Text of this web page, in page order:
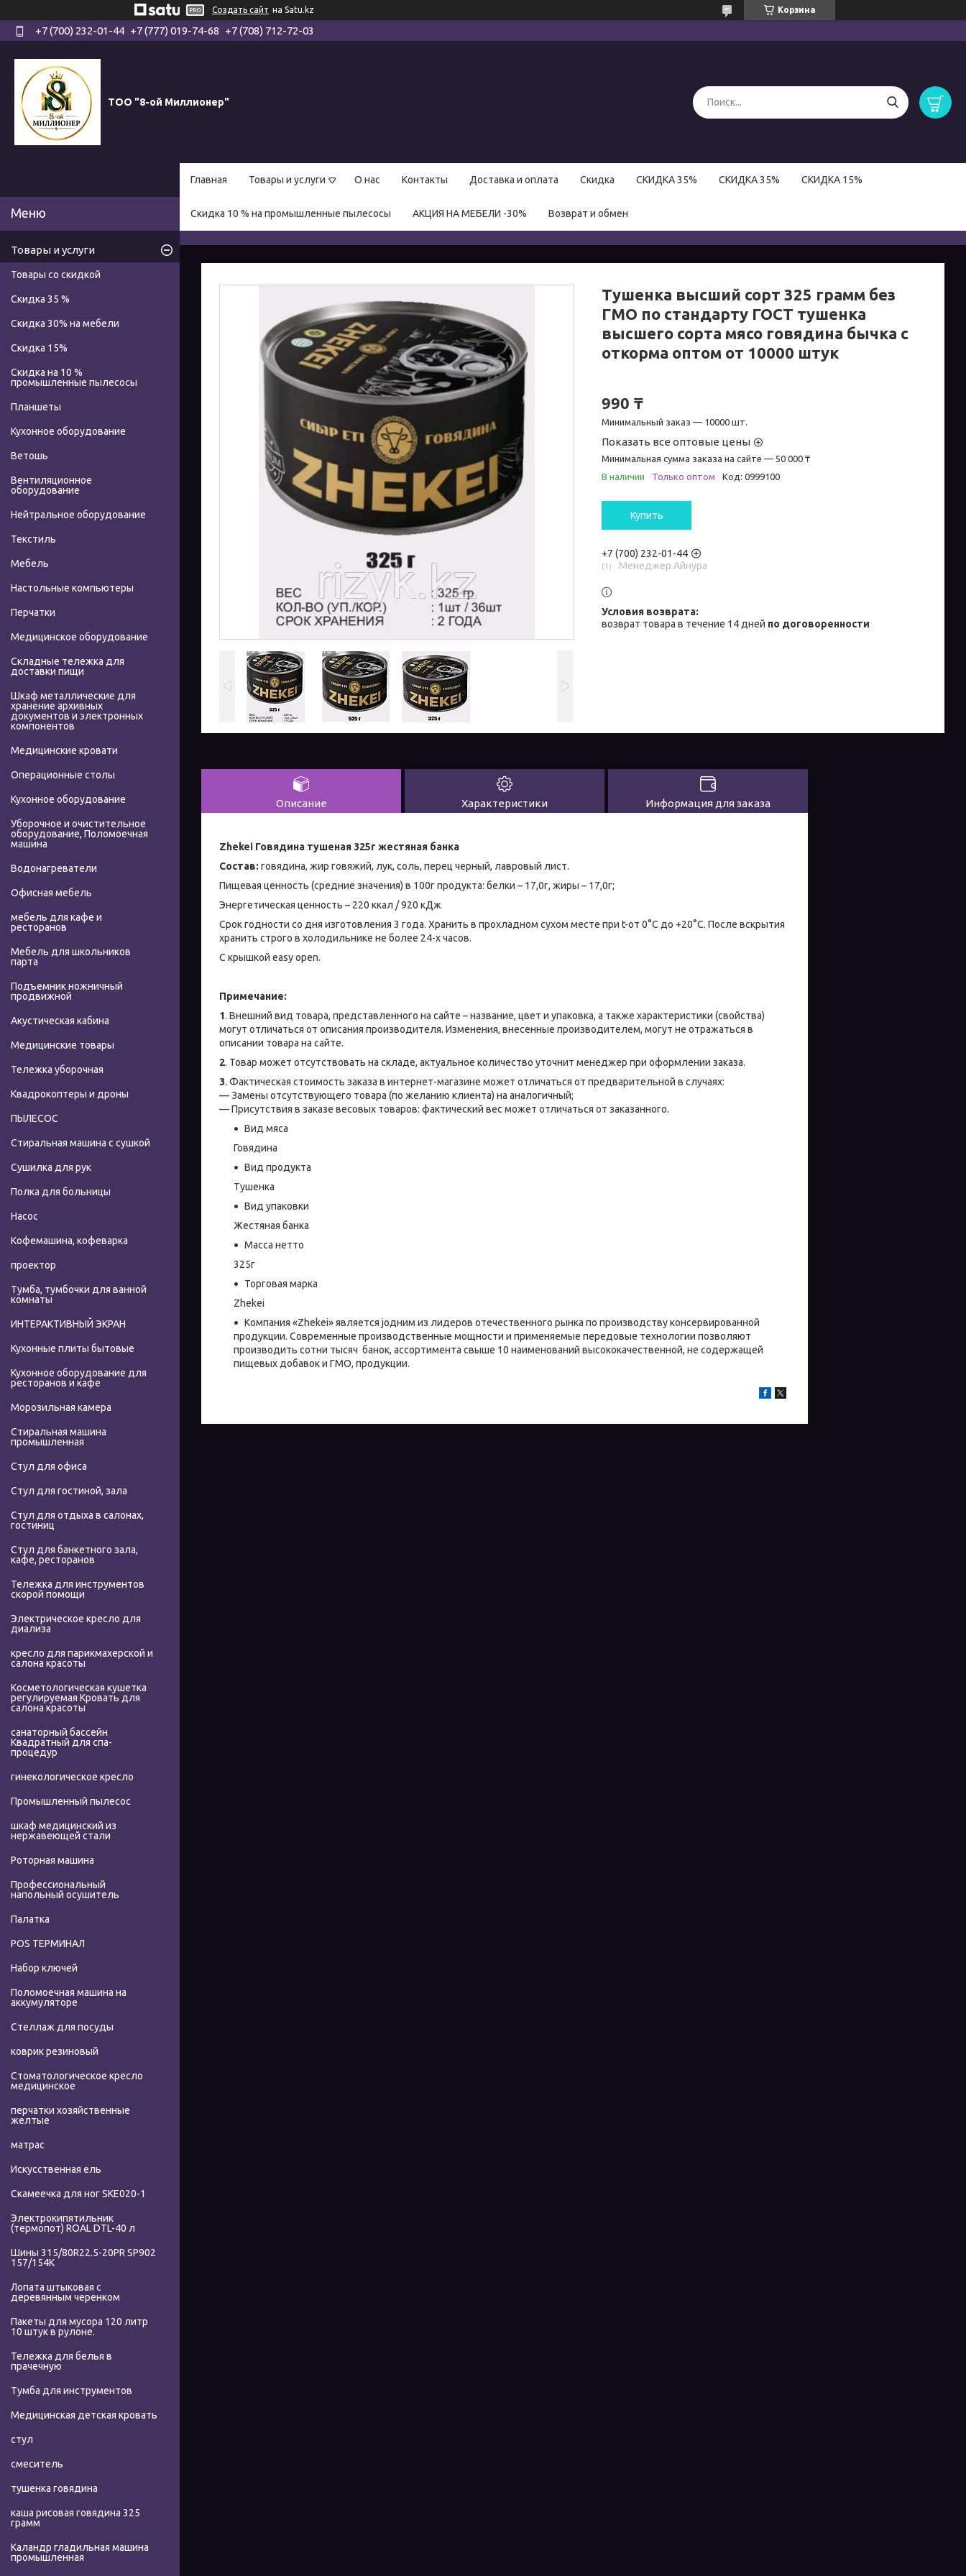
Создать сайт на Satu.kz Корзина
+7 (700) 232-01-44 +7 (777) 019-74-68 +7 (708) 712-72-03
ТОО "8-ой Миллионер"
Главная Товары и услуги О нас Контакты Доставка и оплата Скидка СКИДКА 35% СКИДКА 35% СКИДКА 15%
Скидка 10 % на промышленные пылесосы АКЦИЯ НА МЕБЕЛИ -30% Возврат и обмен
Тушенка высший сорт 325 грамм без
ГМО по стандарту ГОСТ тушенка
высшего сорта мясо говядина бычка с
откорма оптом от 10000 штук
990 ₸
Минимальный заказ — 10000 шт.
Показать все оптовые цены
Минимальная сумма заказа на сайте — 50 000 ₸
В наличии
Только оптом Код: 0999100
Купить
+7 (700) 232-01-44
1 Менеджер Айнура
возврат товара в течение 14 дней по договоренности
Описание Характеристики Информация для заказа
Zhekei Говядина тушеная 325г жестяная банка
Состав: говядина, жир говяжий, лук, соль, перец черный, лавровый лист.
Пищевая ценность (средние значения) в 100г продукта: белки – 17,0г, жиры – 17,0г;
Энергетическая ценность – 220 ккал / 920 кДж
Срок годности со дня изготовления 3 года. Хранить в прохладном сухом месте при t-от 0°С до +20°С. После вскрытия
хранить строго в холодильнике не более 24-х часов.
С крышкой easy open.
Примечание:
1. Внешний вид товара, представленного на сайте – название, цвет и упаковка, а также характеристики (свойства)
могут отличаться от описания производителя. Изменения, внесенные производителем, могут не отражаться в
описании товара на сайте.
2. Товар может отсутствовать на складе, актуальное количество уточнит менеджер при оформлении заказа.
3. Фактическая стоимость заказа в интернет-магазине может отличаться от предварительной в случаях:
— Замены отсутствующего товара (по желанию клиента) на аналогичный;
— Присутствия в заказе весовых товаров: фактический вес может отличаться от заказанного.
Вид мяса
Говядина
Вид продукта
Тушенка
Вид упаковки
Жестяная банка
Масса нетто
325г
Торговая марка
Zhekei
Компания «Zhekei» является jодним из лидеров отечественного рынка по производству консервированной
продукции. Современные производственные мощности и применяемые передовые технологии позволяют
производить сотни тысяч банок, ассортимента свыше 10 наименований высококачественной, не содержащей
пищевых добавок и ГМО, продукции.
Товары и услуги
Товары со скидкой
Скидка 35 %
Скидка 30% на мебели
Скидка 15%
Скидка на 10 %
промышленные пылесосы
Планшеты
Кухонное оборудование
Ветошь
Вентиляционное
оборудование
Нейтральное оборудование
Текстиль
Мебель
Настольные компьютеры
Перчатки
Медицинское оборудование
Складные тележка для
доставки пищи
Шкаф металлические для
хранение архивных
документов и электронных
компонентов
Медицинские кровати
Операционные столы
Кухонное оборудование
Уборочное и очистительное
оборудование, Поломоечная
машина
Водонагреватели
Офисная мебель
мебель для кафе и
ресторанов
Мебель для школьников
парта
Подъемник ножничный
продвижной
Акустическая кабина
Медицинские товары
Тележка уборочная
Квадрокоптеры и дроны
ПЫЛЕСОС
Стиральная машина с сушкой
Сушилка для рук
Полка для больницы
Насос
Кофемашина, кофеварка
проектор
Тумба, тумбочки для ванной
комнаты
ИНТЕРАКТИВНЫЙ ЭКРАН
Кухонные плиты бытовые
Кухонное оборудование для
ресторанов и кафе
Морозильная камера
Стиральная машина
промышленная
Стул для офиса
Стул для гостиной, зала
Стул для отдыха в салонах,
гостиниц
Стул для банкетного зала,
кафе, ресторанов
Тележка для инструментов
скорой помощи
Электрическое кресло для
диализа
кресло для парикмахерской и
салона красоты
Косметологическая кушетка
регулируемая Кровать для
салона красоты
санаторный бассейн
Квадратный для спа-
процедур
гинекологическое кресло
Промышленный пылесос
шкаф медицинский из
нержавеющей стали
Роторная машина
Профессиональный
напольный осушитель
Палатка
POS ТЕРМИНАЛ
Набор ключей
Поломоечная машина на
аккумуляторе
Стеллаж для посуды
коврик резиновый
Стоматологическое кресло
медицинское
перчатки хозяйственные
желтые
матрас
Искусственная ель
Скамеечка для ног SKE020-1
Электрокипятильник
(термопот) ROAL DTL-40 л
Шины 315/80R22.5-20PR SP902
157/154K
Лопата штыковая с
деревянным черенком
Пакеты для мусора 120 литр
10 штук в рулоне.
Тележка для белья в
прачечную
Тумба для инструментов
Медицинская детская кровать
стул
смеситель
тушенка говядина
каша рисовая говядина 325
грамм
Каландр гладильная машина
промышленная